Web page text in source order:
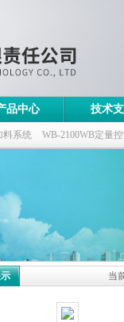
品中心 技术
料系统 WB-2100WB定量
当